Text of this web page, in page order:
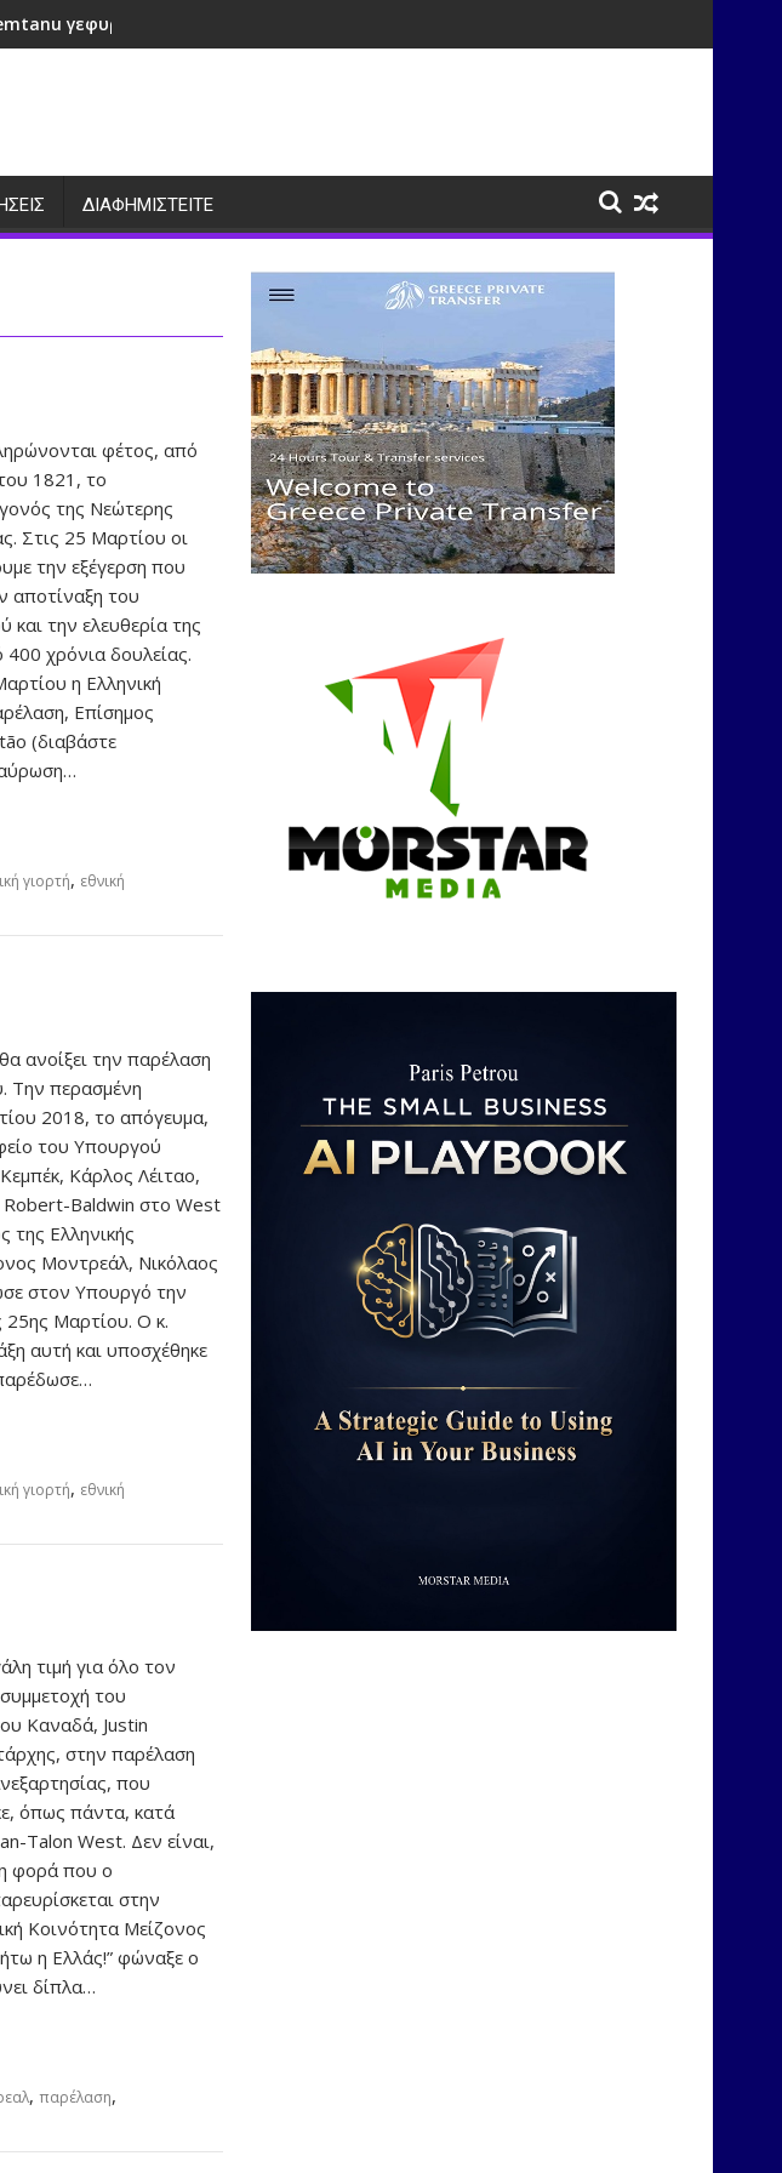
γεφυρώνουν πολιτισμούς μέσα από τη μουσική
ΔΙΑΦΗΜΙΣΤΕΙΤΕ
φέτος, από
1821, το
της Νεώτερης
Στις 25 Μαρτίου οι
την εξέγερση που
αποτίναξη του
την ελευθερία της
χρόνια δουλείας.
η Ελληνική
Επίσημος
(διαβάστε
γιορτή, εθνική
ανοίξει την παρέλαση
Την περασμένη
2018, το απόγευμα,
του Υπουργού
Κάρλος Λέιταο,
Robert-Baldwin στο West
της Ελληνικής
Μοντρεάλ, Νικόλαος
στον Υπουργό την
25ης Μαρτίου. Ο κ.
αυτή και υποσχέθηκε
γιορτή, εθνική
τιμή για όλο τον
του
Καναδά, Justin
στην παρέλαση
που
όπως πάντα, κατά
Talon West. Δεν είναι,
φορά που ο
στην
Κοινότητα Μείζονος
η Ελλάς!” φώναξε ο
δίπλα…
, παρέλαση,